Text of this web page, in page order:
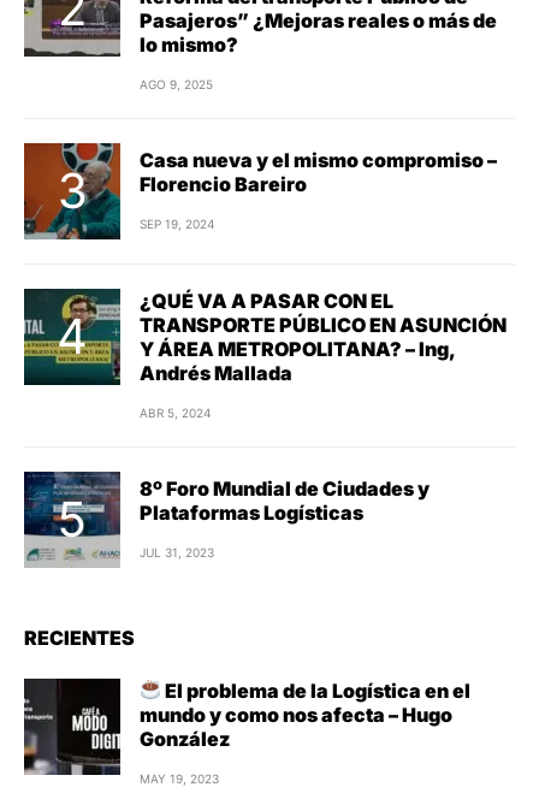
Pasajeros” ¿Mejoras reales o más de
lo mismo?
AGO 9, 2025
Casa nueva y el mismo compromiso –
Florencio Bareiro
SEP 19, 2024
¿QUÉ VA A PASAR CON EL
TRANSPORTE PÚBLICO EN ASUNCIÓN
Y ÁREA METROPOLITANA? – Ing,
Andrés Mallada
ABR 5, 2024
8º Foro Mundial de Ciudades y
Plataformas Logísticas
JUL 31, 2023
RECIENTES
El problema de la Logística en el
mundo y como nos afecta – Hugo
González
MAY 19, 2023